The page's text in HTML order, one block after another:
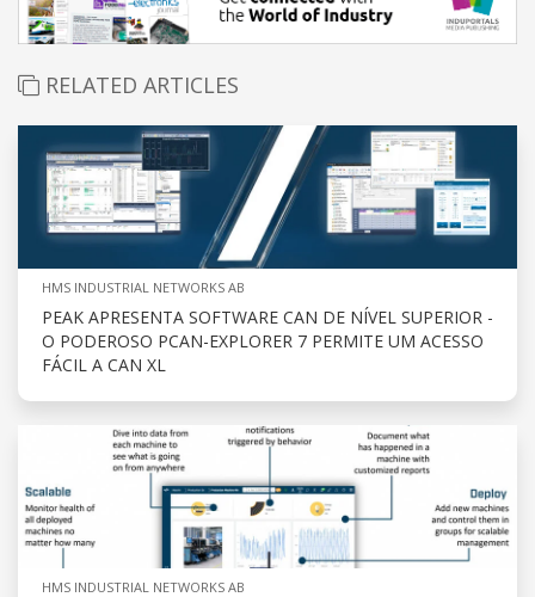
RELATED ARTICLES
HMS INDUSTRIAL NETWORKS AB
PEAK APRESENTA SOFTWARE CAN DE NÍVEL SUPERIOR -
O PODEROSO PCAN-EXPLORER 7 PERMITE UM ACESSO
FÁCIL A CAN XL
HMS INDUSTRIAL NETWORKS AB